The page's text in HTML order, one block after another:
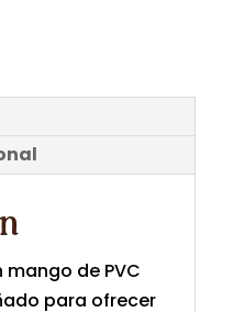
de PVC
para ofrecer